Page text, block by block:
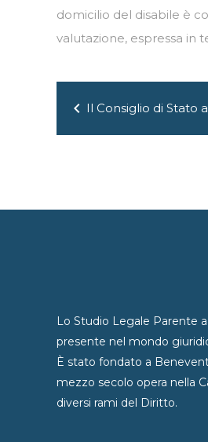
domicilio del disabile è
valutazione, espressa in
chevron_left Il Consiglio di Stato
Lo Studio Legale Parente
presente nel mondo
È stato fondato a
mezzo secolo opera nella
diversi rami del Diritto.